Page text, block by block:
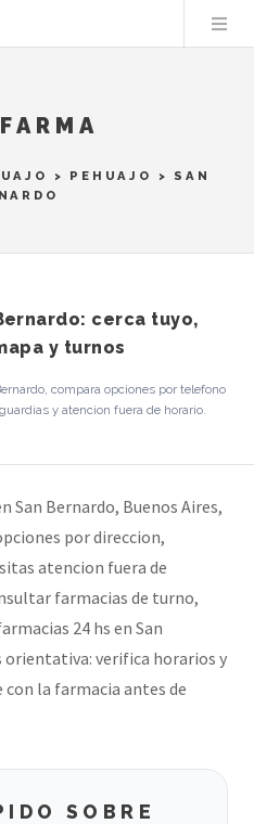
> PEHUAJO
> SAN
cerca tuyo,
y turnos
compara opciones por telefono
y atencion fuera de horario.
San Bernardo, Buenos Aires,
por direccion,
atencion fuera de
farmacias de turno,
24 hs en San
orientativa: verifica horarios y
la farmacia antes de
SOBRE